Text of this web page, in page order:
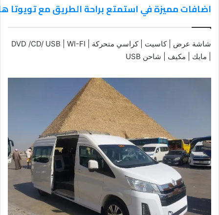
اضافات مميزة في استمتع براحة الطريق مع تويوتا
شاشة عرض | كاسيت | كراسي متحركة | DVD /CD/ USB | WI-FI
| مايك | مكيف | شاحن USB